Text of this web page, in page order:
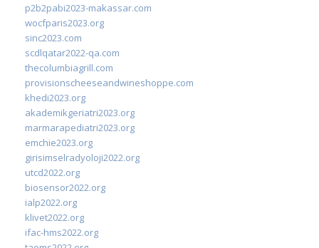
p2b2pabi2023-makassar.com
wocfparis2023.org
sinc2023.com
scdlqatar2022-qa.com
thecolumbiagrill.com
provisionscheeseandwineshoppe.com
khedi2023.org
akademikgeriatri2023.org
marmarapediatri2023.org
emchie2023.org
girisimselradyoloji2022.org
utcd2022.org
biosensor2022.org
ialp2022.org
klivet2022.org
ifac-hms2022.org